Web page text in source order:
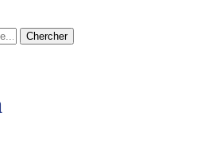
Chercher